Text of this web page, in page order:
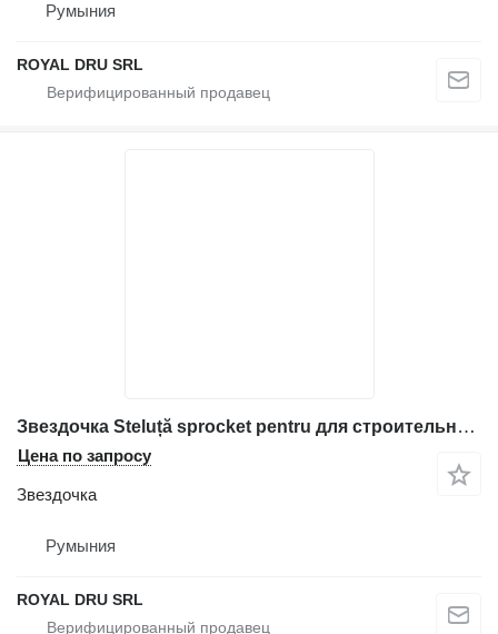
Румыния
ROYAL DRU SRL
Звездочка Steluță sprocket pentru для строительной техники Volvo EC25 EC30 EC35 EC55
Цена по запросу
Звездочка
Румыния
ROYAL DRU SRL